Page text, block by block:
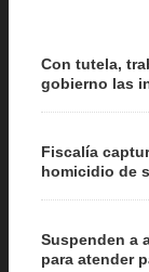
Con tutela,
gobierno las
Fiscalía
homicidio de
Suspenden a
para atender